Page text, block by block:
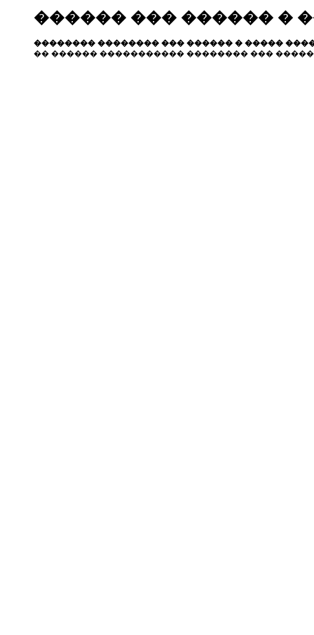
������ ��� ������ �
�������� �������� ��� ������ � �����
�� ������ ����������� �������� ���